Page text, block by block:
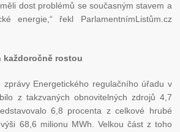
dost problémů se současným stavem a
energie,“ řekl ParlamentnímListům.cz
každoročně rostou
Energetického regulačního úřadu v
z takzvaných obnovitelných zdrojů 4,7
6,8 procenta z celkové hrubé
68,6 milionu MWh. Velkou část z toho